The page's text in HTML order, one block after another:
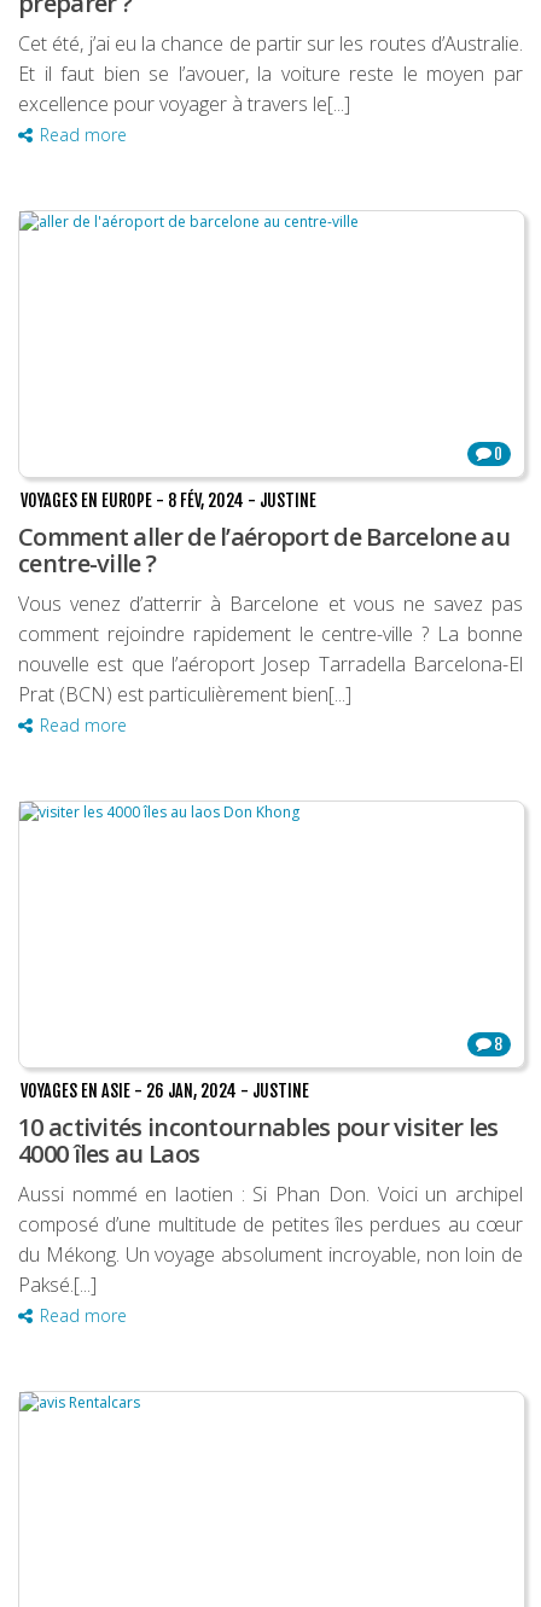
Cet été, j’ai eu la chance de partir sur les routes d’Australie.
Et il faut bien se l’avouer, la voiture reste le moyen par
excellence pour voyager à travers le[...]
Read more
0
VOYAGES EN EUROPE - 8 FÉV, 2024 - JUSTINE
Comment aller de l’aéroport de Barcelone au
centre-ville ?
Vous venez d’atterrir à Barcelone et vous ne savez pas
comment rejoindre rapidement le centre-ville ? La bonne
nouvelle est que l’aéroport Josep Tarradella Barcelona-El
Prat (BCN) est particulièrement bien[...]
Read more
8
VOYAGES EN ASIE - 26 JAN, 2024 - JUSTINE
10 activités incontournables pour visiter les
4000 îles au Laos
Aussi nommé en laotien : Si Phan Don. Voici un archipel
composé d’une multitude de petites îles perdues au cœur
du Mékong. Un voyage absolument incroyable, non loin de
Paksé.[...]
Read more